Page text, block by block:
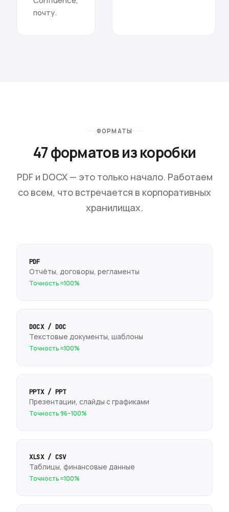
почту.
ФОРМАТЫ
47 форматов из коробки
PDF и DOCX — это только начало. Работаем
со всем, что встречается в корпоративных
хранилищах.
PDF
Отчёты, договоры, регламенты
Точность ≈100%
DOCX / DOC
Текстовые документы, шаблоны
Точность ≈100%
PPTX / PPT
Презентации, слайды с графиками
Точность 96–100%
XLSX / CSV
Таблицы, финансовые данные
Точность ≈100%